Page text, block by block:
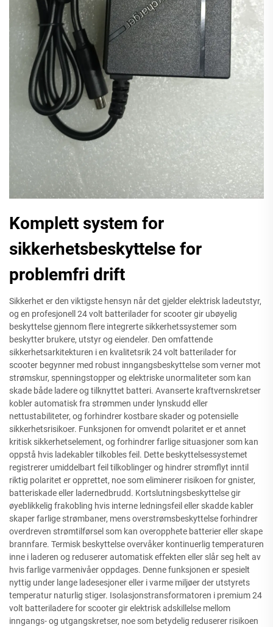
Komplett system for
sikkerhetsbeskyttelse for
problemfri drift
Sikkerhet er den viktigste hensyn når det gjelder elektrisk ladeutstyr,
og en profesjonell 24 volt batterilader for scooter gir ubøyelig
beskyttelse gjennom flere integrerte sikkerhetssystemer som
beskytter brukere, utstyr og eiendeler. Den omfattende
sikkerhetsarkitekturen i en kvalitetsrik 24 volt batterilader for
scooter begynner med robust inngangsbeskyttelse som verner mot
strømskur, spenningstopper og elektriske unormaliteter som kan
skade både ladere og tilknyttet batteri. Avanserte kraftvernskretser
kobler automatisk fra strømmen under lynskudd eller
nettustabiliteter, og forhindrer kostbare skader og potensielle
sikkerhetsrisikoer. Funksjonen for omvendt polaritet er et annet
kritisk sikkerhetselement, og forhindrer farlige situasjoner som kan
oppstå hvis ladekabler tilkobles feil. Dette beskyttelsessystemet
registrerer umiddelbart feil tilkoblinger og hindrer strømflyt inntil
riktig polaritet er opprettet, noe som eliminerer risikoen for gnister,
batteriskade eller ladernedbrudd. Kortslutningsbeskyttelse gir
øyeblikkelig frakobling hvis interne ledningsfeil eller skadde kabler
skaper farlige strømbaner, mens overstrømsbeskyttelse forhindrer
overdreven strømtilførsel som kan overopphete batterier eller skape
brannfare. Termisk beskyttelse overvåker kontinuerlig temperaturen
inne i laderen og reduserer automatisk effekten eller slår seg helt av
hvis farlige varmenivåer oppdages. Denne funksjonen er spesielt
nyttig under lange ladesesjoner eller i varme miljøer der utstyrets
temperatur naturlig stiger. Isolasjonstransformatoren i premium 24
volt batteriladere for scooter gir elektrisk adskillelse mellom
inngangs- og utgangskretser, noe som betydelig reduserer risikoen